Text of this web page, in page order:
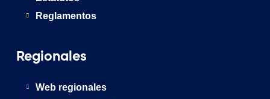
Reglamentos
Regionales
Web regionales